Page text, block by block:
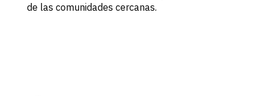
de las comunidades cercanas.